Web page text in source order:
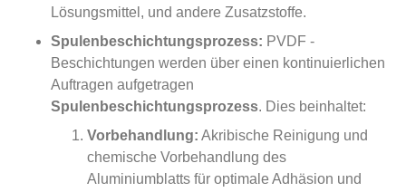
Lösungsmittel, und andere Zusatzstoffe.
Spulenbeschichtungsprozess: PVDF -
Beschichtungen werden über einen kontinuierlichen
Auftragen aufgetragen
Spulenbeschichtungsprozess. Dies beinhaltet:
Vorbehandlung: Akribische Reinigung und
chemische Vorbehandlung des
Aluminiumblatts für optimale Adhäsion und